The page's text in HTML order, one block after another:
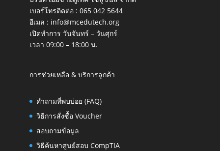
เบอร์โทรติดต่อ : 065 042 5644
อีเมล : info@mcedutech.org
เปิดทำการ วันจันทร์ – วันศุกร์
เวลา 09:00 – 18:00 น.
การช่วยเหลือ & บริการลูกค้า
คำถามที่พบบ่อย (FAQ)
วิธีการสั่งซื้อ Voucher
สอบถามข้อมูล
วิธีค้นหาศูนย์สอบ CompTIA